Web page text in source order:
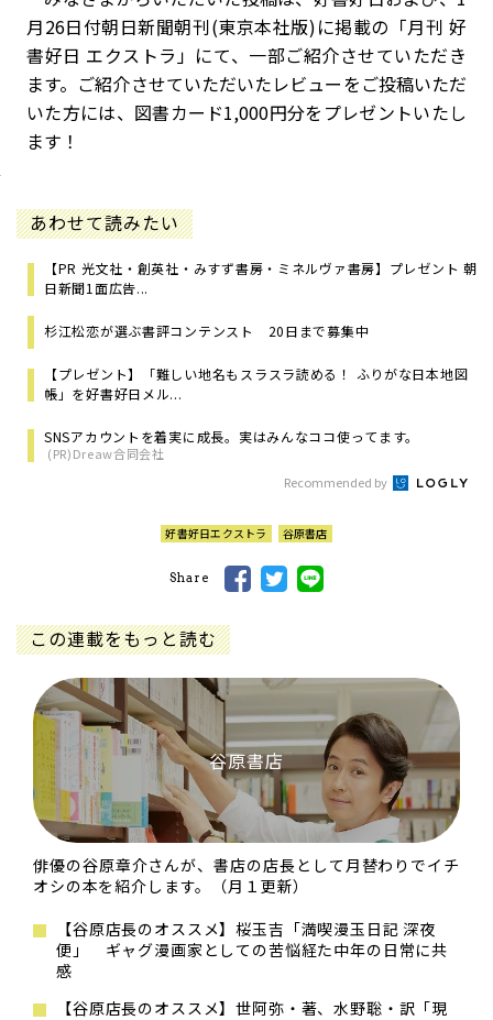
月26日付朝日新聞朝刊(東京本社版)に掲載の「月刊 好
書好日 エクストラ」にて、一部ご紹介させていただき
ます。ご紹介させていただいたレビューをご投稿いただ
いた方には、図書カード1,000円分をプレゼントいたし
ます！
あわせて読みたい
【PR 光文社・創英社・みすず書房・ミネルヴァ書房】プレゼント 朝
日新聞1面広告...
杉江松恋が選ぶ書評コンテンスト 20日まで募集中
【プレゼント】「難しい地名もスラスラ読める！ ふりがな日本地図
帳」を好書好日メル...
SNSアカウントを着実に成長。実はみんなココ使ってます。
(PR)Dreaw合同会社
Recommended by
好書好日エクストラ 谷原書店
Share
この連載をもっと読む
谷原書店
俳優の谷原章介さんが、書店の店長として月替わりでイチ
オシの本を紹介します。（月１更新）
【谷原店長のオススメ】桜玉吉「満喫漫玉日記 深夜
便」 ギャグ漫画家としての苦悩経た中年の日常に共
感
【谷原店長のオススメ】世阿弥・著、水野聡・訳「現